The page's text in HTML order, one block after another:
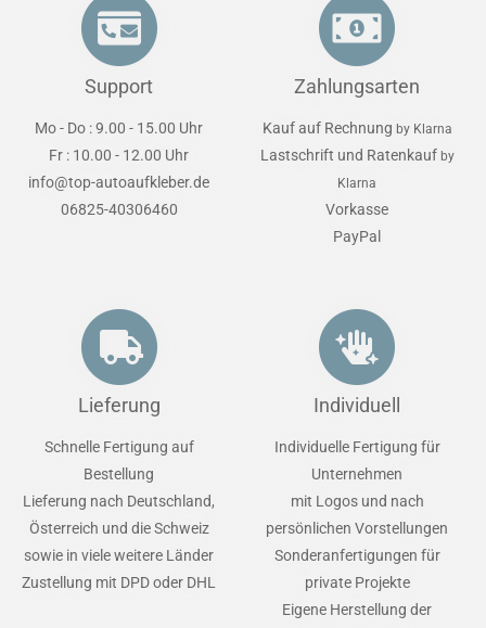
Support
Mo - Do : 9.00 - 15.00 Uhr
Fr : 10.00 - 12.00 Uhr
info@top-autoaufkleber.de
06825-40306460
Zahlungsarten
Kauf auf Rechnung by Klarna
Lastschrift und Ratenkauf by
Klarna
Vorkasse
PayPal
Lieferung
Schnelle Fertigung auf
Bestellung
Lieferung nach Deutschland,
Österreich und die Schweiz
sowie in viele weitere Länder
Zustellung mit DPD oder DHL
Individuell
Individuelle Fertigung für
Unternehmen
mit Logos und nach
persönlichen Vorstellungen
Sonderanfertigungen für
private Projekte
Eigene Herstellung der